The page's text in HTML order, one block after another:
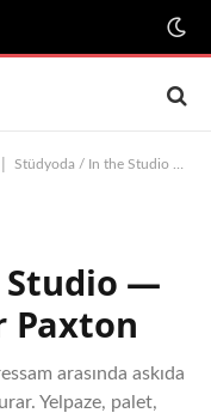
Stüdyoda / In the Studio — William McGregor Paxton
Studio —
Paxton
arasında askıda
Yelpaze, palet,